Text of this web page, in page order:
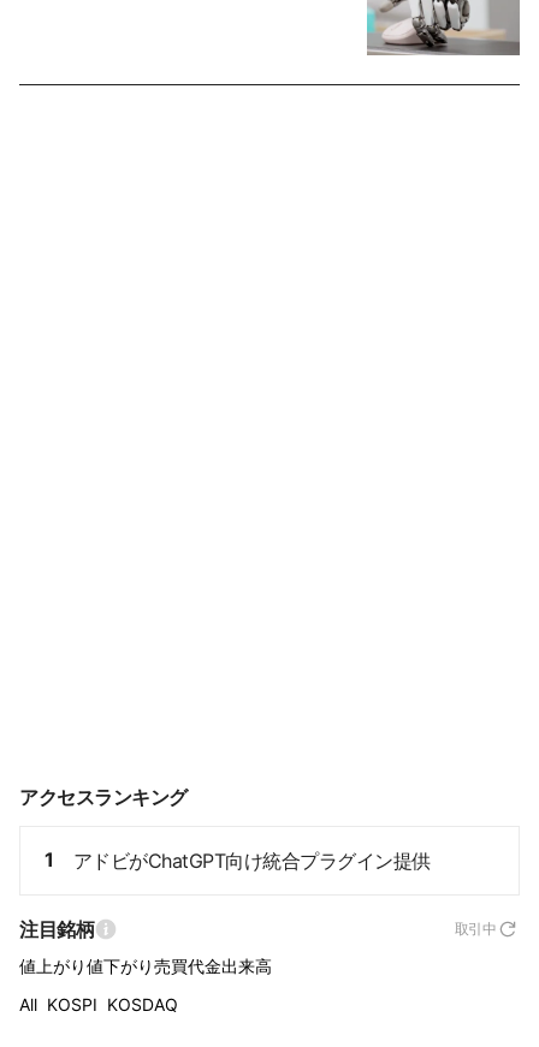
アクセスランキング
1 アドビがChatGPT向け統合プラグイン提供
注目銘柄 取引中
値上がり値下がり売買代金出来高
All KOSPI KOSDAQ